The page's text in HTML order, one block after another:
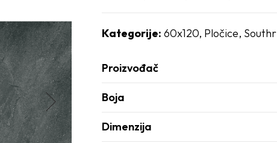
Kategorije: 60x120, Pločice,
Proizvođač
Boja
Dimenzija